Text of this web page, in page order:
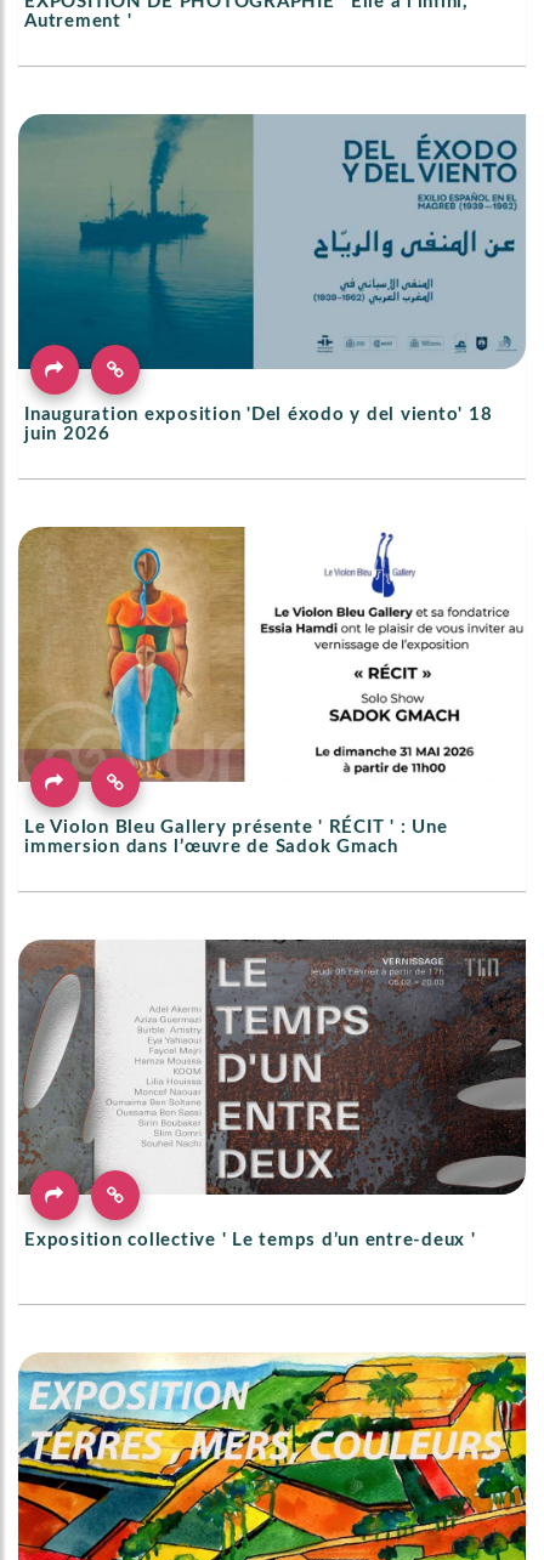
Autrement '
Inauguration exposition 'Del éxodo y del viento' 18
juin 2026
Le Violon Bleu Gallery présente ' RÉCIT ' : Une
immersion dans l’œuvre de Sadok Gmach
Exposition collective ' Le temps d’un entre-deux '